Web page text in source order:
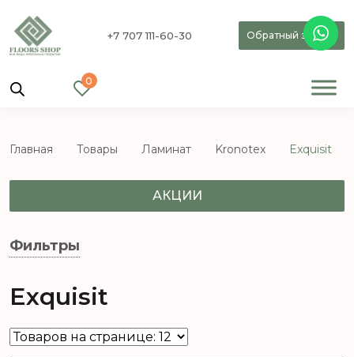
+7 707 111-60-30 Обратный звонок
0
Главная Товары Ламинат Kronotex Exquisit
АКЦИИ
Фильтры
Exquisit